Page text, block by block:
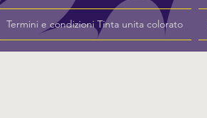
Termini e condizioni Tinta unita colorato